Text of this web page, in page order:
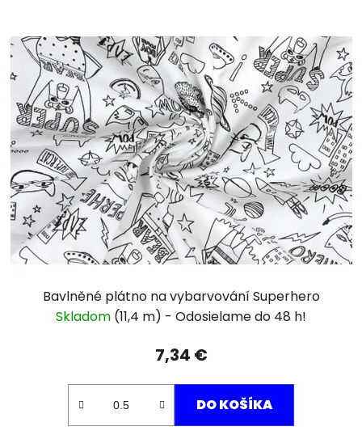
Bavlněné plátno na vybarvování Superhero
Skladom (11,4 m)
7,34 €
DO KOŠÍKA